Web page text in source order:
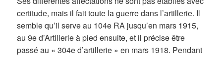
certitude, mais il fait toute la guerre dans l’artillerie. Il
semble qu’il serve au 104e RA jusqu’en mars 1915,
au 9e d’Artillerie à pied ensuite, et il précise être
passé au « 304e d’artillerie » en mars 1918. Pendant